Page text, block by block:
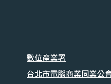
數位產業署
台北市電腦商業同業公